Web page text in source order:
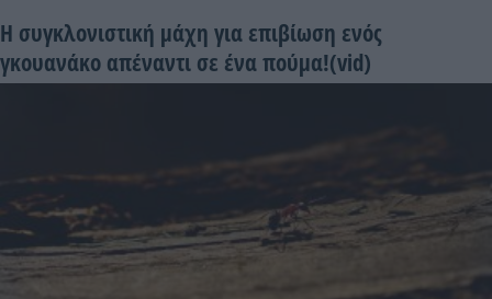
H συγκλονιστική μάχη για επιβίωση ενός
γκουανάκο απέναντι σε ένα πούμα!(vid)